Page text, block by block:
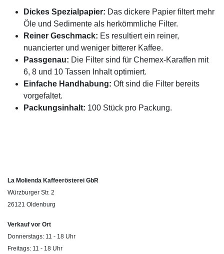
Dickes Spezialpapier: Das dickere Papier filtert mehr
Öle und Sedimente als herkömmliche Filter.
Reiner Geschmack: Es resultiert ein reiner,
nuancierter und weniger bitterer Kaffee.
Passgenau: Die Filter sind für Chemex-Karaffen mit
6, 8 und 10 Tassen Inhalt optimiert.
Einfache Handhabung: Oft sind die Filter bereits
vorgefaltet.
Packungsinhalt: 100 Stück pro Packung.
La Molienda Kaffeerösterei GbR
Würzburger Str. 2
26121 Oldenburg
Verkauf vor Ort
Donnerstags: 11 - 18 Uhr
Freitags: 11 - 18 Uhr